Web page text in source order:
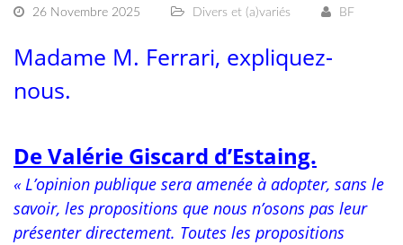
26 Novembre 2025 Divers et (a)variés BF
Madame M. Ferrari, expliquez-
nous.
De Valérie Giscard d’Estaing.
« L’opinion publique sera amenée à adopter, sans le
savoir, les propositions que nous n’osons pas leur
présenter directement. Toutes les propositions